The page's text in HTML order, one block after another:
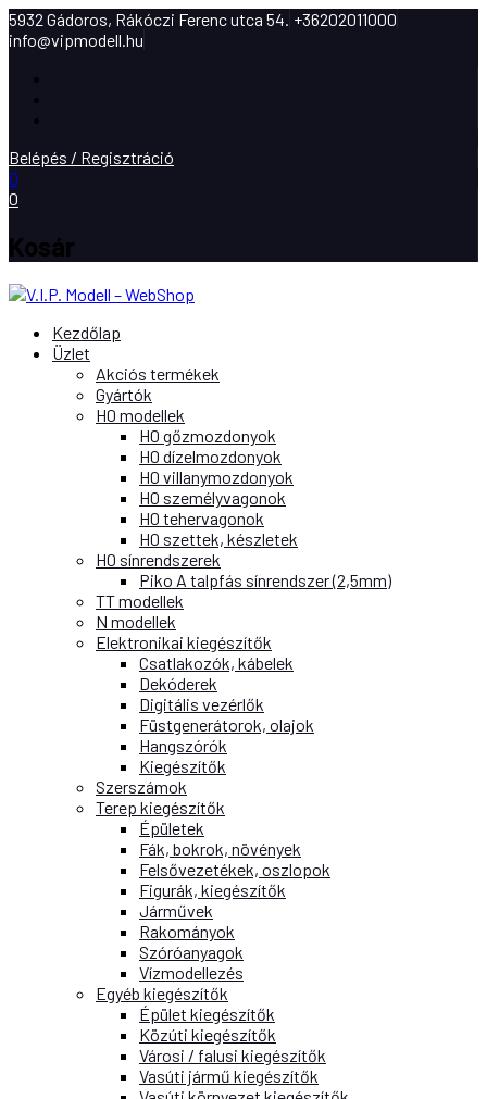
5932 Gádoros, Rákóczi Ferenc utca 54. +36202011000
info@vipmodell.hu
Belépés / Regisztráció
0
0
Kosár
Kezdőlap
Üzlet
Akciós termékek
Gyártók
H0 modellek
H0 gőzmozdonyok
H0 dízelmozdonyok
H0 villanymozdonyok
H0 személyvagonok
H0 tehervagonok
H0 szettek, készletek
H0 sínrendszerek
Piko A talpfás sínrendszer (2,5mm)
TT modellek
N modellek
Elektronikai kiegészítők
Csatlakozók, kábelek
Dekóderek
Digitális vezérlők
Füstgenerátorok, olajok
Hangszórók
Kiegészítők
Szerszámok
Terep kiegészítők
Épületek
Fák, bokrok, növények
Felsővezetékek, oszlopok
Figurák, kiegészítők
Járművek
Rakományok
Szóróanyagok
Vízmodellezés
Egyéb kiegészítők
Épület kiegészítők
Közúti kiegészítők
Városi / falusi kiegészítők
Vasúti jármű kiegészítők